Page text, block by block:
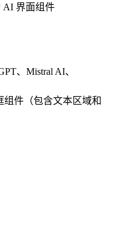
AI 界面组件
、Mistral AI、
组件（包含文本区域和